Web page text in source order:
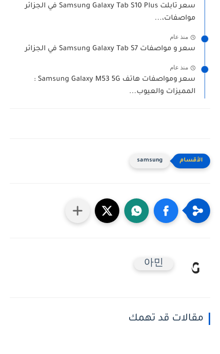
سعر تابلت Samsung Galaxy Tab S10 Plus في الجزائر
مواصفات،...
منذ عام
سعر و مواصفات Samsung Galaxy Tab S7 في الجزائر
منذ عام
سعر ومواصفات هاتف Samsung Galaxy M53 5G :
المميزات والعيوب...
samsung
아민
مقالات قد تهمك